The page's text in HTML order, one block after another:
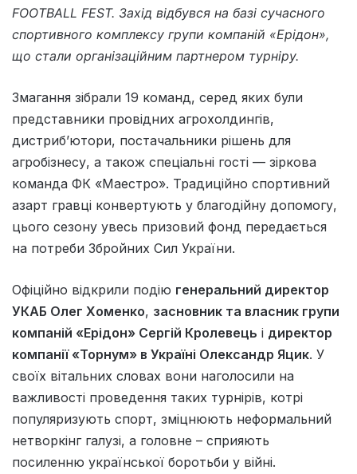
FOOTBALL FEST. Захід відбувся на базі сучасного
спортивного комплексу групи компаній «Ерідон»,
що стали організаційним партнером турніру.
Змагання зібрали 19 команд, серед яких були
представники провідних агрохолдингів,
дистриб’ютори, постачальники рішень для
агробізнесу, а також спеціальні гості — зіркова
команда ФК «Маестро». Традиційно спортивний
азарт гравці конвертують у благодійну допомогу,
цього сезону увесь призовий фонд передається
на потреби Збройних Сил України.
Офіційно відкрили подію генеральний директор
УКАБ Олег Хоменко, засновник та власник групи
компаній «Ерідон» Сергій Кролевець і директор
компанії «Торнум» в Україні Олександр Яцик. У
своїх вітальних словах вони наголосили на
важливості проведення таких турнірів, котрі
популяризують спорт, зміцнюють неформальний
нетворкінг галузі, а головне – сприяють
посиленню української боротьби у війні.